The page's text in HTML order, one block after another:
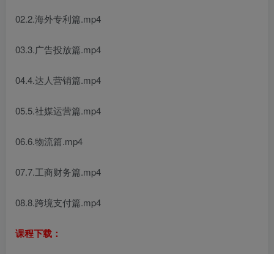
02.2.海外专利篇.mp4
03.3.广告投放篇.mp4
04.4.达人营销篇.mp4
05.5.社媒运营篇.mp4
06.6.物流篇.mp4
07.7.工商财务篇.mp4
08.8.跨境支付篇.mp4
课程下载：